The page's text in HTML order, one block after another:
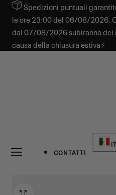
CONTENUTOSpedizioni puntuali
le ore 23:00 del 06/08/2026.
dal 07/08/2026 subiranno dei
causa della chiusura estiva⚡
CONTATTI